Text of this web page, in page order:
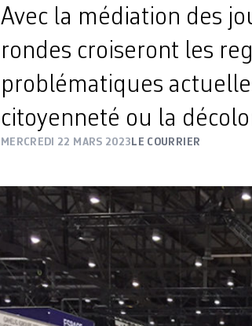
Avec la médiation des
rondes croiseront les
problématiques
citoyenneté ou la
MERCREDI 22 MARS 2023 LE COURRIER